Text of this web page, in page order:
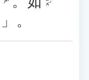
ㄕˊ
」。